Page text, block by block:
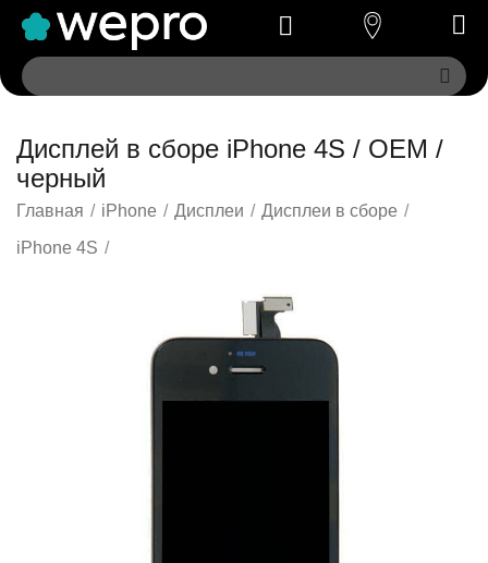
Дисплей в сборе iPhone 4S / OEM /
черный
Главная / iPhone / Дисплеи / Дисплеи в сборе /
iPhone 4S /